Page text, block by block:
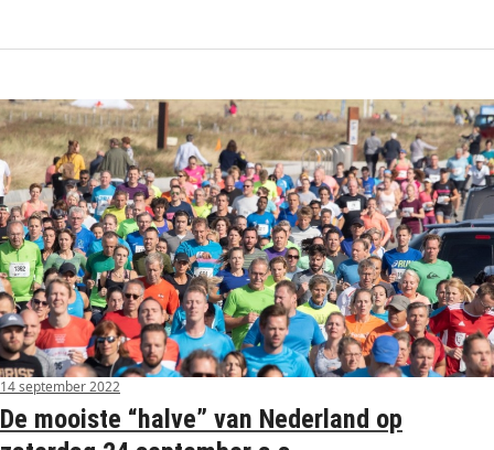
14 september 2022
De mooiste “halve” van Nederland op